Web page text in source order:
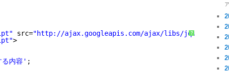
?
src="http://ajax.googleapis.com/ajax/libs/jquery/
>
る内容' ;